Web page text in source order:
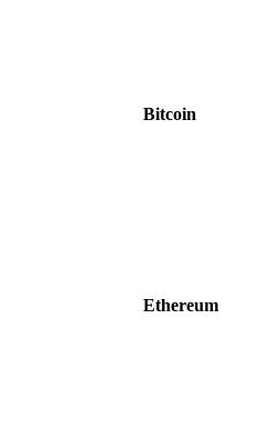
Bitcoin
Ethereum